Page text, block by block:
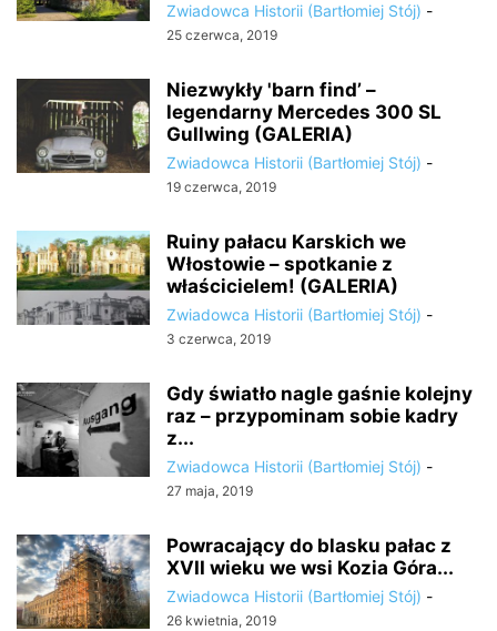
Zwiadowca Historii (Bartłomiej Stój) -
25 czerwca, 2019
Niezwykły 'barn find’ –
legendarny Mercedes 300 SL
Gullwing (GALERIA)
Zwiadowca Historii (Bartłomiej Stój) -
19 czerwca, 2019
Ruiny pałacu Karskich we
Włostowie – spotkanie z
właścicielem! (GALERIA)
Zwiadowca Historii (Bartłomiej Stój) -
3 czerwca, 2019
Gdy światło nagle gaśnie kolejny
raz – przypominam sobie kadry
z...
Zwiadowca Historii (Bartłomiej Stój) -
27 maja, 2019
Powracający do blasku pałac z
XVII wieku we wsi Kozia Góra...
Zwiadowca Historii (Bartłomiej Stój) -
26 kwietnia, 2019